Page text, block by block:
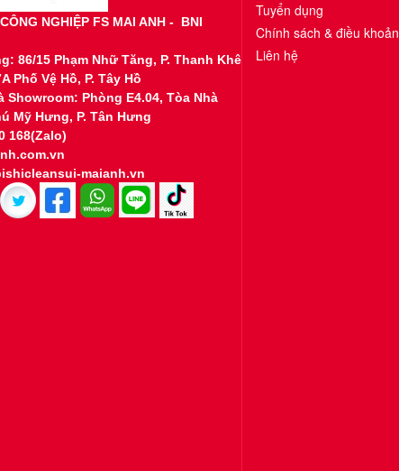
NGHIỆP FS MAI ANH - BNI
86/15 Phạm Nhữ Tăng, P. Thanh Khê
Phố Vệ Hồ, P. Tây Hồ
Showroom: Phòng E4.04, Tòa Nhà
Mỹ Hưng, P. Tân Hưng
168(Zalo)
maianh.vn
Tuyển dụng
Chính sách & điều khoản
Liên hệ